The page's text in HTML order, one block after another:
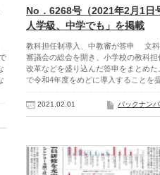
No．6268号（2021年2月1日
人学級、中学でも」を掲載
教科担任制導入、中教審が答申 文科
審議会の総会を開き、小学校の教科
改革などを盛り込んだ答申をまとめ
で令和4年度をめどに導入することを
2021.02.01 バックナン